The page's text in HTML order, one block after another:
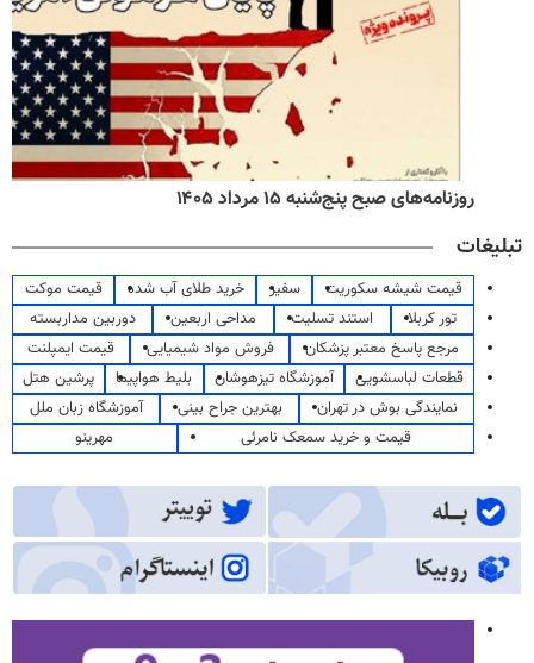
روزنامه‌های صبح پنج‌شنبه ۱۵ مرداد ۱۴۰۵
تبلیغات
قیمت شیشه سکوریت سفیر خرید طلای آب شده
قیمت موکت
تور کربلا
استند تسلیت مداحی اربعین
دوربین مداربسته
مرجع پاسخ معتبر پزشکان
فروش مواد شیمیایی
قیمت ایمپلنت
قطعات لباسشویی
آموزشگاه تیزهوشان بلیط هواپیما
پرشین هتل
نمایندگی بوش در تهران
بهترین جراح بینی
آموزشگاه زبان ملل
قیمت و خرید سمعک نامرئی
مهرینو